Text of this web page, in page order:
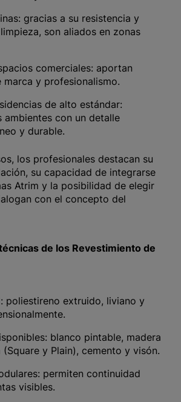
gracias a su resistencia y
son aliados en zonas
comerciales: aportan
marca y profesionalismo.
de alto estándar:
ambientes con un detalle
y durable.
los profesionales destacan su
su capacidad de integrarse
Atrim y la posibilidad de elegir
con el concepto del
de los Revestimiento de
poliestireno extruido, liviano y
blanco pintable, madera
y Plain), cemento y visón.
permiten continuidad
visibles.